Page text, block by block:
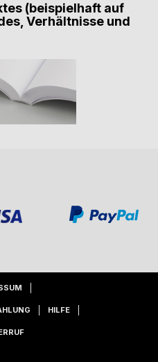
(beispielhaft auf
Verhältnisse und
HILFE